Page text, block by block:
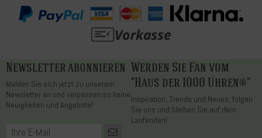
Newsletter abonnieren
Melden Sie sich jetzt zu unserem
Newsletter an und verpassen so keine
Neuigkeiten und Angebote!
Werden Sie Fan vom
"Haus der 1000 Uhren®"
Inspiration, Trends und Neues, folgen
Sie uns und bleiben Sie auf dem
Laufenden!